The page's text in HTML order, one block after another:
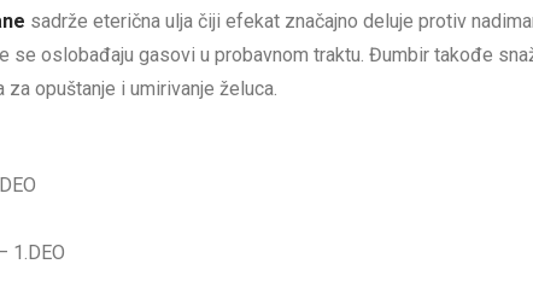
sadrže eterična ulja čiji efekat značajno deluje protiv
se oslobađaju gasovi u probavnom traktu. Đumbir takođe
za opuštanje i umirivanje želuca.
1.DEO